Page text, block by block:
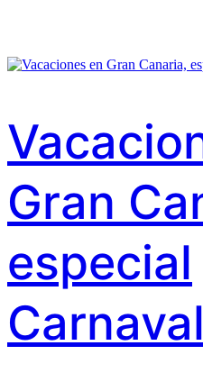
Gran
especial